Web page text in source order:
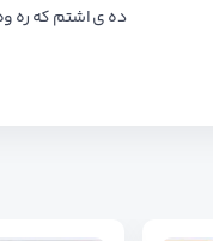
ده ی اشتم که ره وه شه